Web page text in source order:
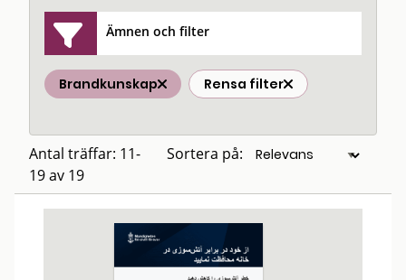
Ämnen och filter
Brandkunskap Rensa filter
Antal träffar: 11-
19 av 19
Sortera på: